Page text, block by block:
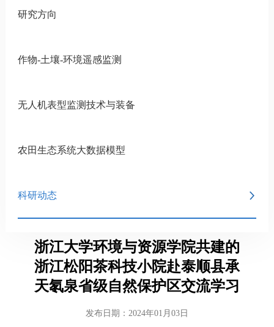
研究方向
作物-土壤-环境遥感监测
无人机表型监测技术与装备
农田生态系统大数据模型
科研动态
浙江大学环境与资源学院共建的
浙江松阳茶科技小院赴泰顺县承
天氡泉省级自然保护区交流学习
发布日期：2024年01月03日